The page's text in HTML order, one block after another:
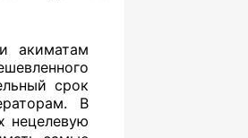
акиматам
срок
В
нецелевую